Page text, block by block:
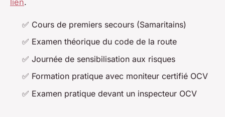
lien.
✅ Cours de premiers secours (Samaritains)
✅ Examen théorique du code de la route
✅ Journée de sensibilisation aux risques
✅ Formation pratique avec moniteur certifié OCV
✅ Examen pratique devant un inspecteur OCV